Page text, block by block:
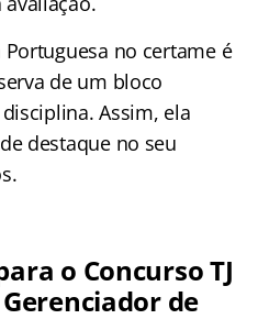
no certame é
de um bloco
Assim, ela
destaque no seu
o Concurso TJ
de